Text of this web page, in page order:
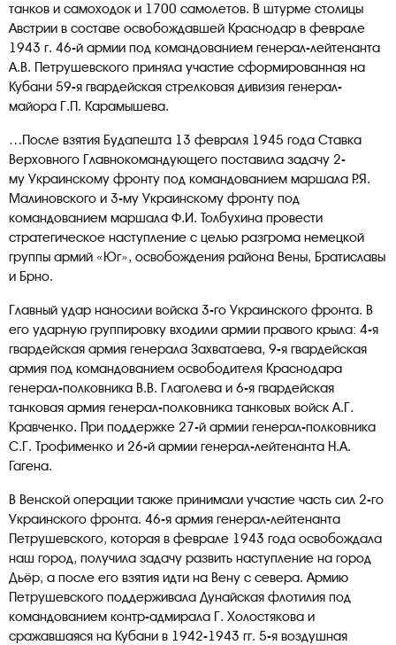
танков и самоходок и 1700 самолетов. В штурме столицы
Австрии в составе освобождавшей Краснодар в феврале
1943 г. 46-й армии под командованием генерал-лейтенанта
А.В. Петрушевского приняла участие сформированная на
Кубани 59-я гвардейская стрелковая дивизия генерал-
майора Г.П. Карамышева.
…После взятия Будапешта 13 февраля 1945 года Ставка
Верховного Главнокомандующего поставила задачу 2-
му Украинскому фронту под командованием маршала Р.Я.
Малиновского и 3-му Украинскому фронту под
командованием маршала Ф.И. Толбухина провести
стратегическое наступление с целью разгрома немецкой
группы армий «Юг», освобождения района Вены, Братиславы
и Брно.
Главный удар наносили войска 3-го Украинского фронта. В
его ударную группировку входили армии правого крыла: 4-я
гвардейская армия генерала Захватаева, 9-я гвардейская
армия под командованием освободителя Краснодара
генерал-полковника В.В. Глаголева и 6-я гвардейская
танковая армия генерал-полковника танковых войск А.Г.
Кравченко. При поддержке 27-й армии генерал-полковника
С.Г. Трофименко и 26-й армии генерал-лейтенанта Н.А.
Гагена.
В Венской операции также принимали участие часть сил 2-го
Украинского фронта. 46-я армия генерал-лейтенанта
Петрушевского, которая в феврале 1943 года освобождала
наш город, получила задачу развить наступление на город
Дьёр, а после его взятия идти на Вену с севера. Армию
Петрушевского поддерживала Дунайская флотилия под
командованием контр-адмирала Г. Холостякова и
сражавшаяся на Кубани в 1942-1943 гг. 5-я воздушная